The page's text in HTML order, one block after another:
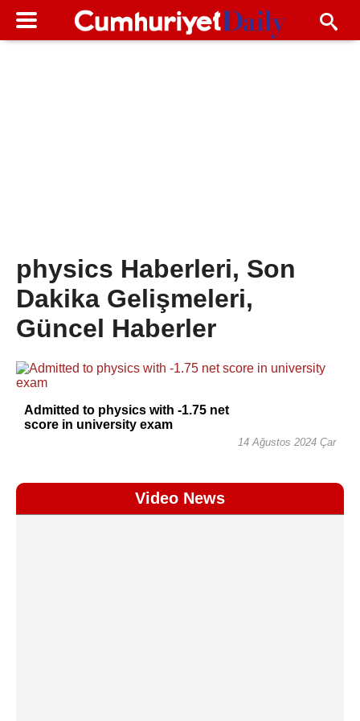
physics Haberleri, Son
Dakika Gelişmeleri,
Güncel Haberler
Admitted to physics with -1.75 net
score in university exam
14 Ağustos 2024 Çar
Video News